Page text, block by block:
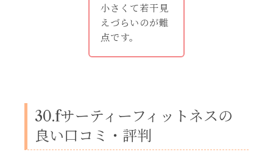
小さくて若干見
えづらいのが難
点です。
30.fサーティーフィットネスの
良い口コミ・評判